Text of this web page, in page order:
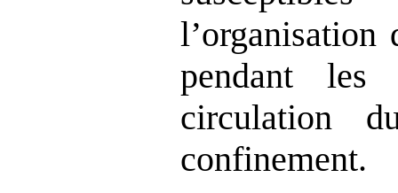
l’organisation
pendant les
circulation
confinement.